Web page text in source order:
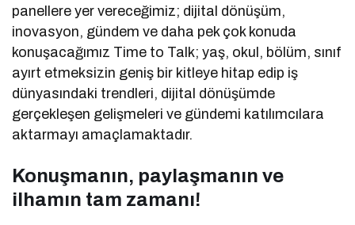
panellere yer vereceğimiz; dijital dönüşüm,
inovasyon, gündem ve daha pek çok konuda
konuşacağımız Time to Talk; yaş, okul, bölüm, sınıf
ayırt etmeksizin geniş bir kitleye hitap edip iş
dünyasındaki trendleri, dijital dönüşümde
gerçekleşen gelişmeleri ve gündemi katılımcılara
aktarmayı amaçlamaktadır.
Konuşmanın, paylaşmanın ve
ilhamın tam zamanı!